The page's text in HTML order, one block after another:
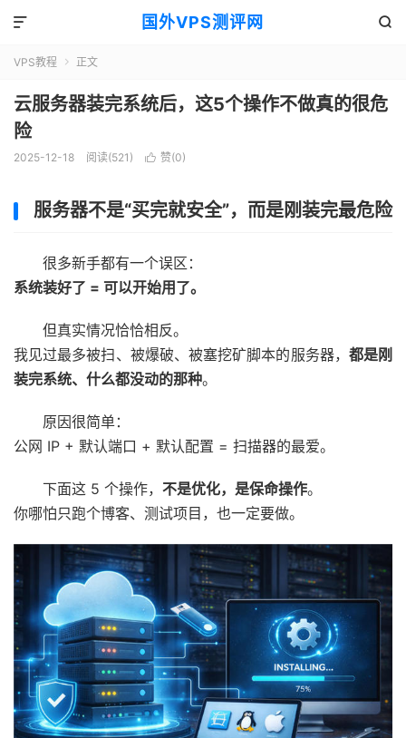
国外VPS测评网 

VPS教程  正文
云服务器装完系统后，这5个操作不做真的很危
险
2025-12-18 阅读(521)  赞(0)
服务器不是“买完就安全”，而是刚装完最危险
很多新手都有一个误区：
系统装好了 = 可以开始用了。
但真实情况恰恰相反。
我见过最多被扫、被爆破、被塞挖矿脚本的服务器， 都是刚
装完系统、什么都没动的那种。
原因很简单：
公网 IP + 默认端口 + 默认配置 = 扫描器的最爱。
下面这 5 个操作， 不是优化，是保命操作。
你哪怕只跑个博客、测试项目，也一定要做。